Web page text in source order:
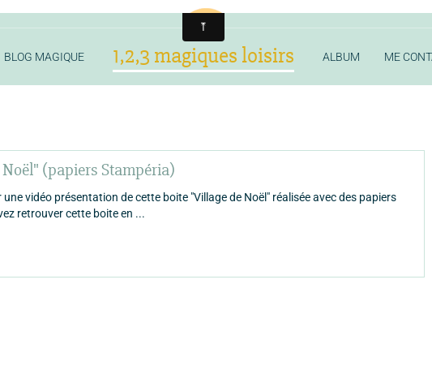
BLOG MAGIQUE 1,2,3 magiques loisirs ALBUM ME
(papiers Stampéria)
vidéo présentation de cette boite "Village de Noël" réalisée avec des papiers
retrouver cette boite en ...